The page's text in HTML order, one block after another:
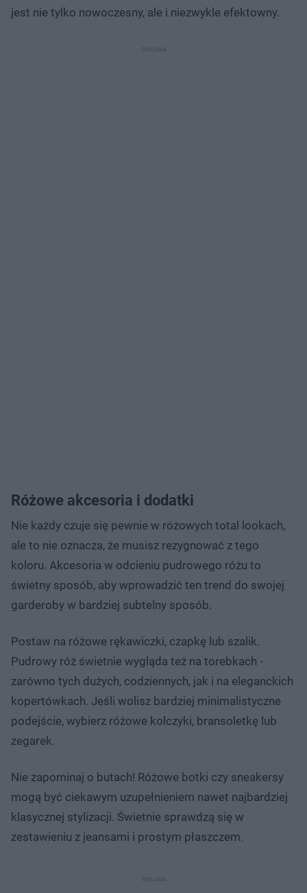
jest nie tylko nowoczesny, ale i niezwykle efektowny.
Różowe akcesoria i dodatki
Nie każdy czuje się pewnie w różowych total lookach,
ale to nie oznacza, że musisz rezygnować z tego
koloru. Akcesoria w odcieniu pudrowego różu to
świetny sposób, aby wprowadzić ten trend do swojej
garderoby w bardziej subtelny sposób.
Postaw na różowe rękawiczki, czapkę lub szalik.
Pudrowy róż świetnie wygląda też na torebkach -
zarówno tych dużych, codziennych, jak i na eleganckich
kopertówkach. Jeśli wolisz bardziej minimalistyczne
podejście, wybierz różowe kolczyki, bransoletkę lub
zegarek.
Nie zapominaj o butach! Różowe botki czy sneakersy
mogą być ciekawym uzupełnieniem nawet najbardziej
klasycznej stylizacji. Świetnie sprawdzą się w
zestawieniu z jeansami i prostym płaszczem.